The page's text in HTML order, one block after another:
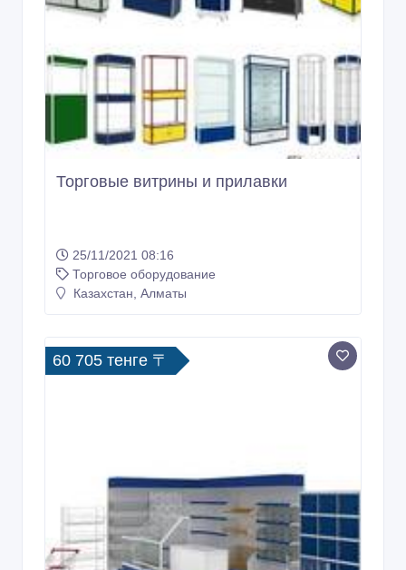
Торговые витрины и прилавки
25/11/2021 08:16
Торговое оборудование
Казахстан, Алматы
60 705 тенге 〒